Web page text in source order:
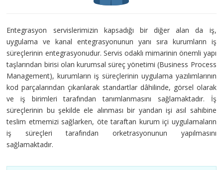
Entegrasyon servislerimizin kapsadığı bir diğer alan da iş,
uygulama ve kanal entegrasyonunun yanı sıra kurumların iş
süreçlerinin entegrasyonudur. Servis odaklı mimarinin önemli yapı
taşlarından birisi olan kurumsal süreç yönetimi (Business Process
Management), kurumların iş süreçlerinin uygulama yazılımlarının
kod parçalarından çıkarılarak standartlar dâhilinde, görsel olarak
ve iş birimleri tarafından tanımlanmasını sağlamaktadır. İş
süreçlerinin bu şekilde ele alınması bir yandan işi asıl sahibine
teslim etmemizi sağlarken, öte taraftan kurum içi uygulamaların
iş süreçleri tarafından orketrasyonunun yapılmasını
sağlamaktadır.